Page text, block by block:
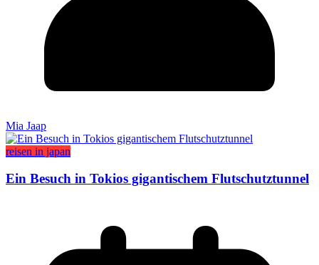
Mia Jaap
reisen in japan
Ein Besuch in Tokios gigantischem Flutschutztunnel